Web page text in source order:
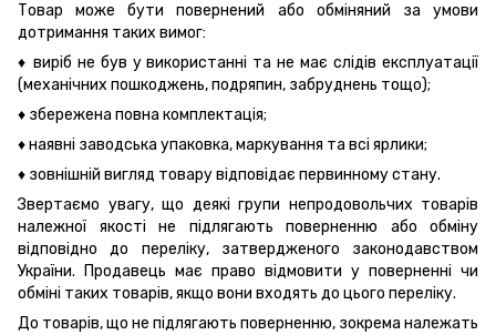
Товар може бути повернений або обміняний за умови
дотримання таких вимог:
♦ виріб не був у використанні та не має слідів експлуатації
(механічних пошкоджень, подряпин, забруднень тощо);
♦ збережена повна комплектація;
♦ наявні заводська упаковка, маркування та всі ярлики;
♦ зовнішній вигляд товару відповідає первинному стану.
Звертаємо увагу, що деякі групи непродовольчих товарів
належної якості не підлягають поверненню або обміну
відповідно до переліку, затвердженого законодавством
України. Продавець має право відмовити у поверненні чи
обміні таких товарів, якщо вони входять до цього переліку.
До товарів, що не підлягають поверненню, зокрема належать